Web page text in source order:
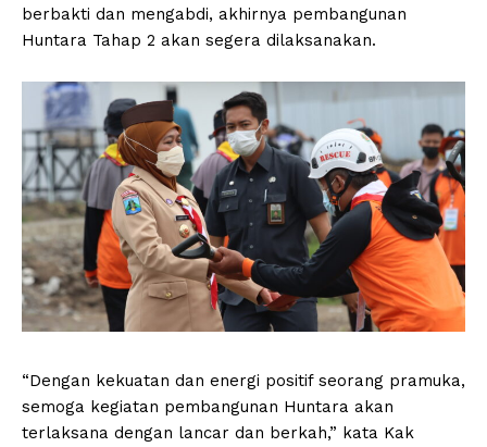
berbakti dan mengabdi, akhirnya pembangunan
Huntara Tahap 2 akan segera dilaksanakan.
“Dengan kekuatan dan energi positif seorang pramuka,
semoga kegiatan pembangunan Huntara akan
terlaksana dengan lancar dan berkah,” kata Kak